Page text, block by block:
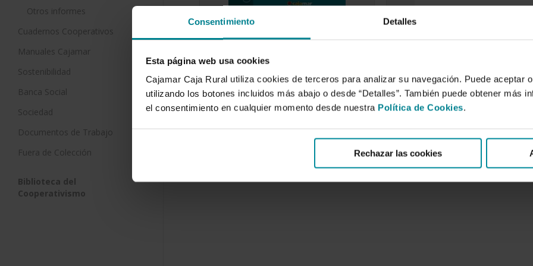
Consentimiento Detalles
Esta página web usa cookies
Cajamar Caja Rural utiliza cookies de terceros para analizar su navegación. Puede aceptar
utilizando los botones incluidos más abajo o desde “Detalles”. También puede obtener más
el consentimiento en cualquier momento desde nuestra Política de Cookies.
Rechazar las cookies
Otros informes
Cuadernos Cooperativos
Manuales Cajamar
Sostenibilidad
Banca Social
Sociedad
Documentos de Trabajo
Fuera de Colección
Biblioteca del
Cooperativismo
nitratos y manejo mejorado
succión en cultivos …
1 de enero de 2008
El nitrógeno (N) es el nutriente
añadido en mayor cantidad a los
1 de enero de 2007
La tendencia actual de los
mercados es consumir frutas y